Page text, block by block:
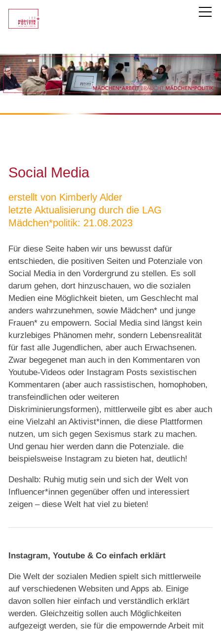
LAG Mädchen*politik
Unsere Mitglieder
Inklusive Mädchen*arbeit
Soziale Medien
Empowerment
Service
Social Media
erstellt von Kimberly Alder
letzte Aktualisierung durch die LAG
Mädchen*politik: 21.08.2023
Für diese Seite haben wir uns bewusst dafür
entschieden, die positiven Seiten und Potenziale von
Social Media in den Vordergrund zu stellen. Es soll
darum gehen, dort hinzuschauen, wo die sozialen
Medien eine Möglichkeit bieten, um Geschlecht mal
anders wahrzunehmen, sowie Mädchen* und junge
Frauen* zu empowern. Social Media sind längst kein
kurzlebiges Phänomen mehr, sondern Lebensrealität
für fast alle Jugendlichen, aber auch Erwachsenen.
Zwar begegenet man auch in den Kommentaren von
Youtube-Videos oder Instagram Posts sexistischen
Kommentaren (aber auch rassistischen, homophoben,
transfeindlichen oder weiteren
Diskriminierungsformen), mittlerweile gibt es aber auch
eine Vielzahl an Aktivist*innen, die diese Plattformen
nutzen, um sich gegen Sexismus stark zu machen.
Und genau hier werden dann die Potenziale. die
beispielsweise Instagram zu bieten hat, deutlich!
Deshalb: Ruhig mutig sein und sich der Welt von
Influencer*innen gegenüber offen und interessiert
zeigen – diese Welt hat viel zu bieten!
Instagram, Youtube & Co einfach erklärt
Die Welt der sozialen Medien spielt sich mittlerweile
auf verschiedenen Websiten und Apps ab. Einige
davon sollen hier einfach und verständlich erklärt
werden. Gleichzeitig sollen auch Möglichkeiten
aufgezeigt werden, sie für die empowernde Arbeit mit